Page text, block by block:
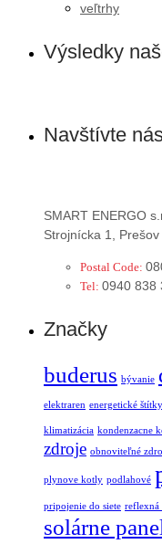
veľtrhy
Výsledky
Navštívte
SMART ENERGO
Strojnícka 1, Prešov
Postal Code:
Tel: 0940 838
Značky
buderus bývanie
elektraren energetické štítky
klimatizácia kondenzacne
zdroje obnoviteľné
plynove kotly podlahové
pripojenie do siete reflexná
solárne